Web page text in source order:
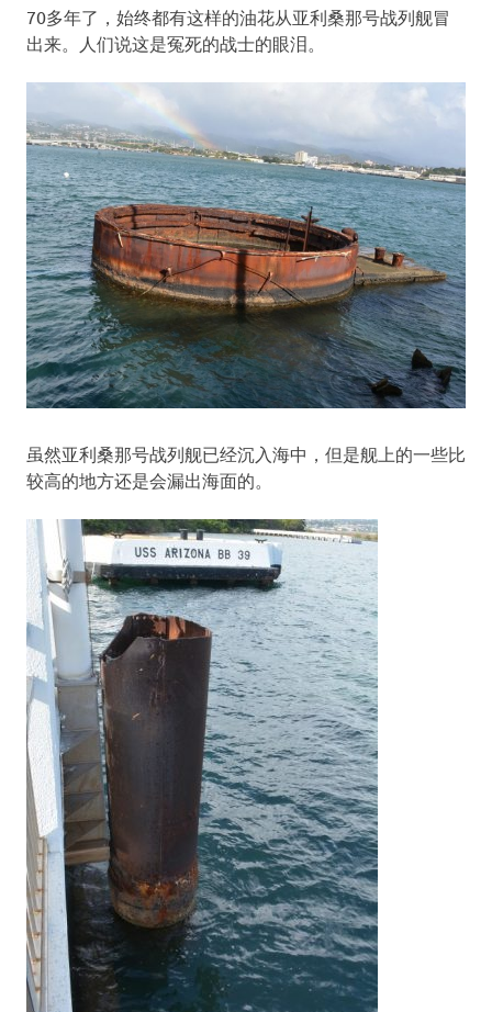
70多年了，始终都有这样的油花从亚利桑那号战列舰冒
出来。人们说这是冤死的战士的眼泪。
虽然亚利桑那号战列舰已经沉入海中，但是舰上的一些比
较高的地方还是会漏出海面的。